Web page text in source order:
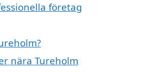
företag
nära Tureholm